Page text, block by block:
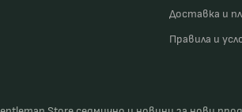
Доставка и
Правила и